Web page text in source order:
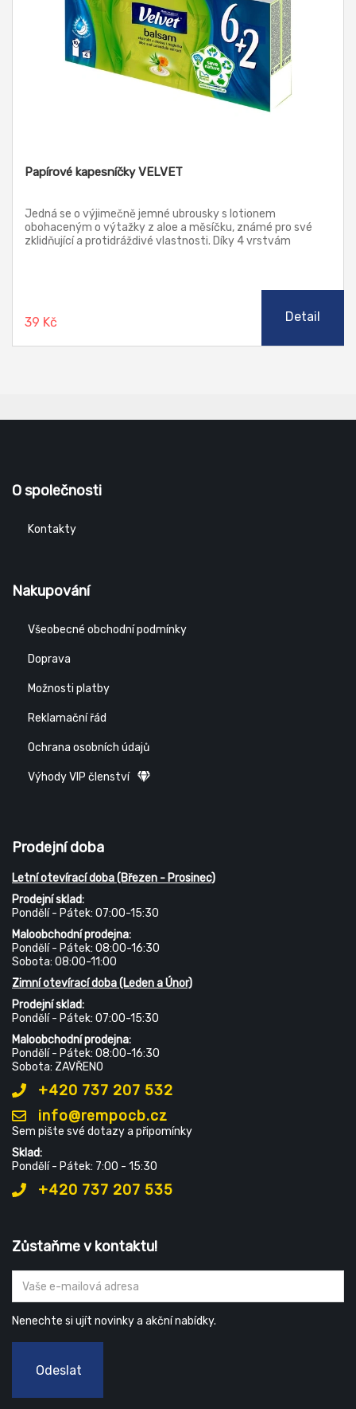
Papírové kapesníčky VELVET
Jedná se o výjimečně jemné ubrousky s lotionem
obohaceným o výtažky z aloe a měsíčku, známé pro své
zklidňující a protidráždivé vlastnosti. Díky 4 vrstvám
39 Kč Detail
O společnosti
Kontakty
Nakupování
Všeobecné obchodní podmínky
Doprava
Možnosti platby
Reklamační řád
Ochrana osobních údajů
Výhody VIP členství
Prodejní doba
Letní otevírací doba (Březen - Prosinec)
Prodejní sklad:
Pondělí - Pátek: 07:00-15:30
Maloobchodní prodejna:
Pondělí - Pátek: 08:00-16:30
Sobota: 08:00-11:00
Zimní otevírací doba (Leden a Únor)
Prodejní sklad:
Pondělí - Pátek: 07:00-15:30
Maloobchodní prodejna:
Pondělí - Pátek: 08:00-16:30
Sobota: ZAVŘENO
+420 737 207 532
info@rempocb.cz
Sem pište své dotazy a připomínky
Sklad:
Pondělí - Pátek: 7:00 - 15:30
+420 737 207 535
Zůstaňme v kontaktu!
Nenechte si ujít novinky a akční nabídky.
Odeslat